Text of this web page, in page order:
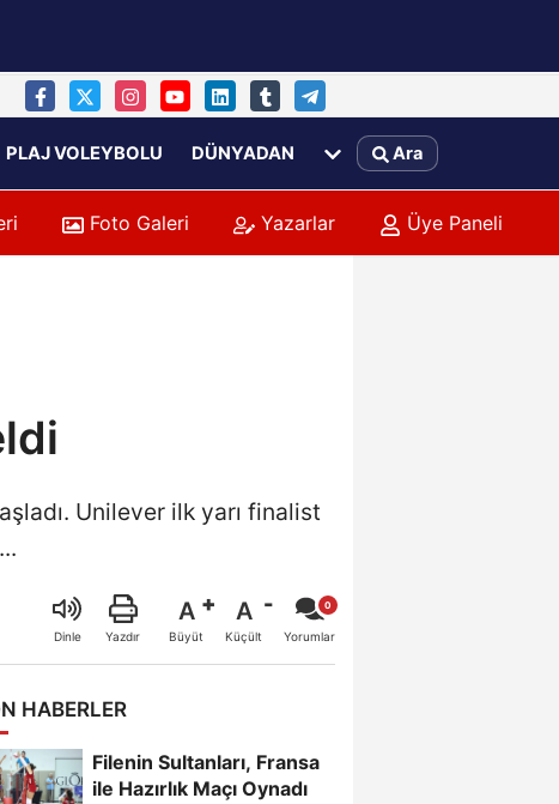
PLAJ VOLEYBOLU DÜNYADAN Ara
Foto Galeri Yazarlar Üye Paneli
Unilever ilk yarı finalist
Dinle Yazdır
A
Büyüt
A
Küçült Yorumlar
HABERLER
Filenin Sultanları, Fransa
ile Hazırlık Maçı Oynadı